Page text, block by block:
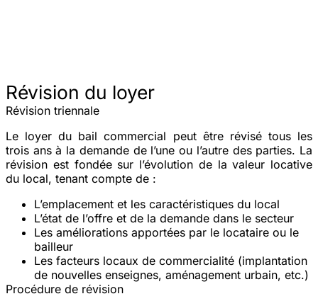
Révision du loyer
Révision triennale
Le loyer du bail commercial peut être révisé tous les
trois ansà la demande de l’une ou l’autre des parties. La
révision est fondée sur l’évolution de lavaleur locative
du local, tenant compte de :
L’emplacement et les caractéristiques du local
L’état de l’offre et de la demande dans le secteur
Les améliorations apportées par le locataire ou le
bailleur
Les facteurs locaux de commercialité (implantation
de nouvelles enseignes, aménagement urbain, etc.)
Procédure de révision